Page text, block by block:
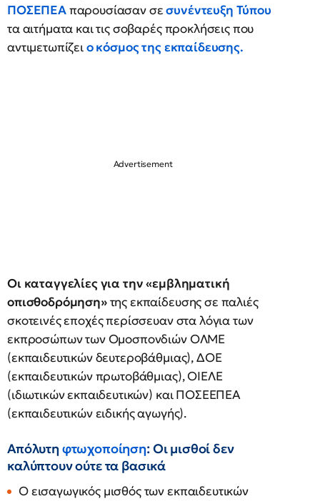
ΠΟΣΕΠΕΑπαρουσίασαν σεσυνέντευξη Τύπου
τα αιτήματα και τις σοβαρές προκλήσεις που
αντιμετωπίζειο κόσμος της εκπαίδευσης.
Οι καταγγελίες για την «εμβληματική
οπισθοδρόμηση»της εκπαίδευσης σε παλιές
σκοτεινές εποχές περίσσευαν στα λόγια των
εκπροσώπων των Ομοσπονδιών ΟΛΜΕ
(εκπαιδευτικών δευτεροβάθμιας), ΔΟΕ
(εκπαιδευτικών πρωτοβάθμιας), ΟΙΕΛΕ
(ιδιωτικών εκπαιδευτικών) και ΠΟΣΕΕΠΕΑ
(εκπαιδευτικών ειδικής αγωγής).
Απόλυτη φτωχοποίηση: Οι μισθοί δεν
καλύπτουν ούτε τα βασικά
Ο εισαγωγικός μισθός των εκπαιδευτικών